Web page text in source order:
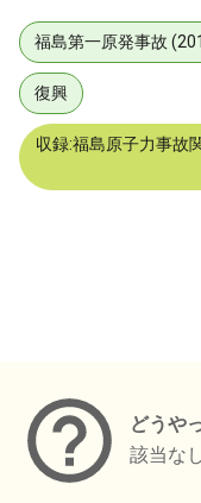
福島第一原発事故
復興
収録:福島原子力事故
どうや
該当な